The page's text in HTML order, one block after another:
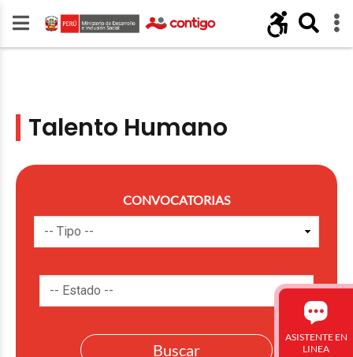
Talento Humano
CONVOCATORIAS
ASISTENTE EN
LINEA